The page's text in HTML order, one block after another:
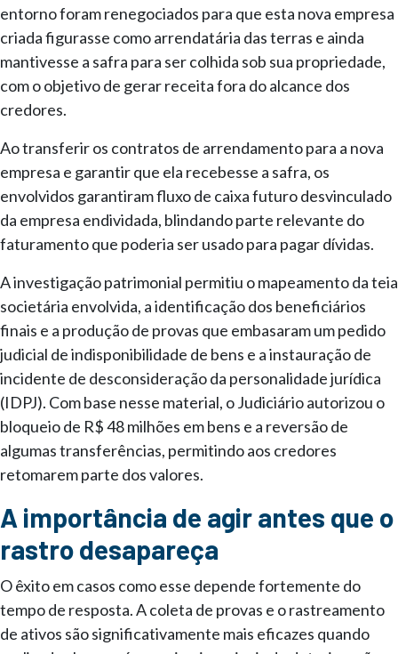
entorno foram renegociados para que esta nova empresa
criada figurasse como arrendatária das terras e ainda
mantivesse a safra para ser colhida sob sua propriedade,
com o objetivo de gerar receita fora do alcance dos
credores.
Ao transferir os contratos de arrendamento para a nova
empresa e garantir que ela recebesse a safra, os
envolvidos garantiram fluxo de caixa futuro desvinculado
da empresa endividada, blindando parte relevante do
faturamento que poderia ser usado para pagar dívidas.
A investigação patrimonial permitiu o mapeamento da teia
societária envolvida, a identificação dos beneficiários
finais e a produção de provas que embasaram um pedido
judicial de indisponibilidade de bens e a instauração de
incidente de desconsideração da personalidade jurídica
(IDPJ). Com base nesse material, o Judiciário autorizou o
bloqueio de R$ 48 milhões em bens e a reversão de
algumas transferências, permitindo aos credores
retomarem parte dos valores.
A importância de agir antes que o
rastro desapareça
O êxito em casos como esse depende fortemente do
tempo de resposta. A coleta de provas e o rastreamento
de ativos são significativamente mais eficazes quando